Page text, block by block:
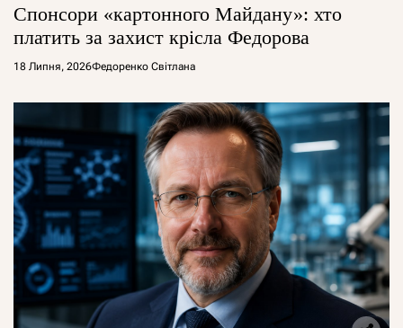
Спонсори «картонного Майдану»: хто
платить за захист крісла Федорова
18 Липня, 2026Федоренко Світлана